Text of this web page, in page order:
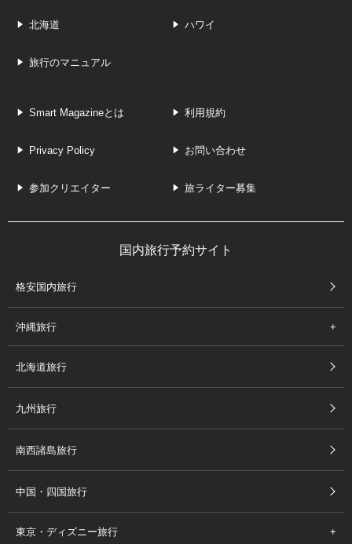
北海道 ハワイ
旅行のマニュアル
Smart Magazineとは 利用規約
Privacy Policy お問い合わせ
参加クリエイター 旅ライター募集
国内旅行予約サイト
格安国内旅行
沖縄旅行
北海道旅行
九州旅行
南西諸島旅行
中国・四国旅行
東京・ディズニー旅行